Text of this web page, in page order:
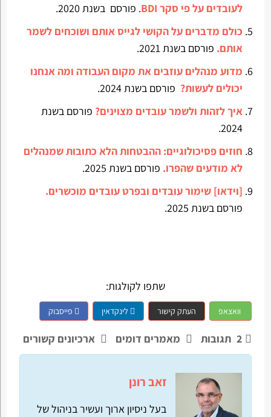
לעובדים על פי סקר BDI
. פורסם בשנת 2020.
כולם מדברים על הקושי לגייס אותם ושוכחים לשמר
אותם. פורסם בשנת 2021.
מדוע מנהלים עוזבים את מקום העבודה ומה אנחנו
יכולים לעשות? פורסם בשנת 2024.
איך לזהות ולשמר עובדים מצוינים? פורסם בשנת
2024.
חוזים פסיכולוגיים: ההבטחות הלא כתובות שמנהלים
לא מודעים שהפרו. פורסם בשנת 2025.
[וידאו] שימור עובדים ובפרט עובדים מוכשרים.
פורסם בשנת 2025.
שתפו לקולגות:
וואצאפ העתק קישור לינקדאין פייסבוק
2 תגובות מאמרים דומים ארכיונים קשורים
זאב רונן
בעל ניסיון ארוך ועשיר בניהול של